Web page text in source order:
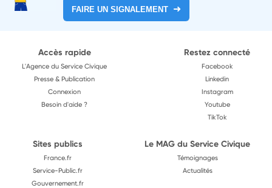
FAIRE UN SIGNALEMENT
Accès rapide
L'Agence du Service Civique
Presse & Publication
Connexion
Besoin d'aide ?
Restez connecté
Facebook
Linkedin
Instagram
Youtube
TikTok
Sites publics
France.fr
Service-Public.fr
Gouvernement.fr
Le MAG du Service Civique
Témoignages
Actualités